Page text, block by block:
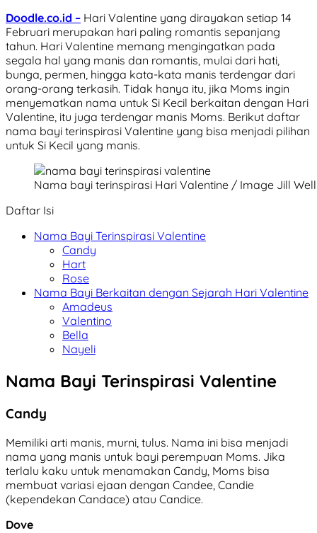
Doodle.co.id – Hari Valentine yang dirayakan setiap 14
Februari merupakan hari paling romantis sepanjang
tahun. Hari Valentine memang mengingatkan pada
segala hal yang manis dan romantis, mulai dari hati,
bunga, permen, hingga kata-kata manis terdengar dari
orang-orang terkasih. Tidak hanya itu, jika Moms ingin
menyematkan nama untuk Si Kecil berkaitan dengan Hari
Valentine, itu juga terdengar manis Moms. Berikut daftar
nama bayi terinspirasi Valentine yang bisa menjadi pilihan
untuk Si Kecil yang manis.
Nama bayi terinspirasi Hari Valentine / Image Jill
Daftar Isi
Nama Bayi Terinspirasi Valentine
Candy
Hart
Rose
Nama Bayi Berkaitan dengan Sejarah Hari Valentine
Amadeus
Valentino
Bella
Nayeli
Nama Bayi Terinspirasi Valentine
Candy
Memiliki arti manis, murni, tulus. Nama ini bisa menjadi
nama yang manis untuk bayi perempuan Moms. Jika
terlalu kaku untuk menamakan Candy, Moms bisa
membuat variasi ejaan dengan Candee, Candie
(kependekan Candace) atau Candice.
Dove